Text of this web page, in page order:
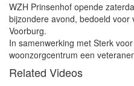
WZH Prinsenhof opende
bijzondere avond, bedoeld
Voorburg.
In samenwerking met Sterk
woonzorgcentrum een
Related Videos